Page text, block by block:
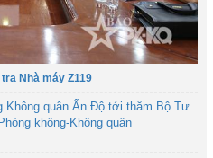
Nhà máy Z119
Không quân Ấn Độ tới thăm Bộ Tư
không-Không quân